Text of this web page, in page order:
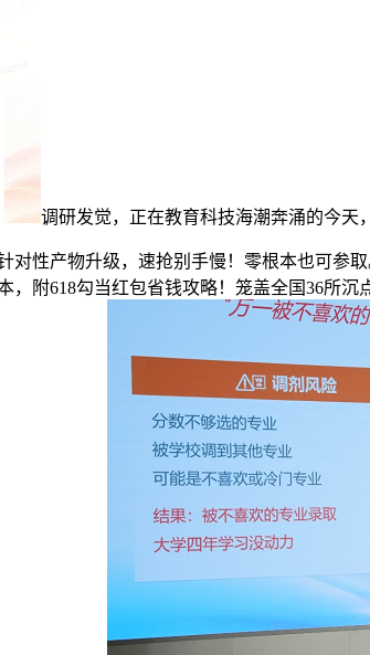
调研发觉，正在教育科技海潮奔涌的今天
性产物升级，速抢别手慢！零根本也可参
附618勾当红包省钱攻略！笼盖全国36所